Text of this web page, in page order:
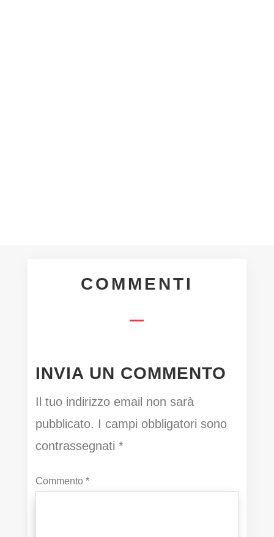
COMMENTI
INVIA UN COMMENTO
Il tuo indirizzo email non sarà
pubblicato. I campi obbligatori sono
contrassegnati*
Commento*